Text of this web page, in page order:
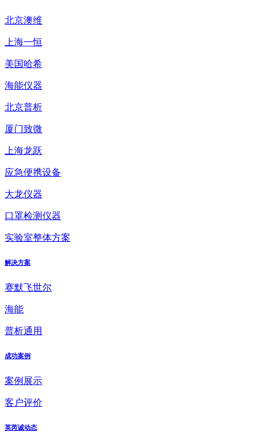
北京澳维
上海一恒
美国哈希
海能仪器
北京普析
厦门致微
上海龙跃
应急便携设备
大龙仪器
口罩检测仪器
实验室整体方案
解决方案
赛默飞世尔
海能
普析通用
成功案例
案例展示
客户评价
英芮诚动态